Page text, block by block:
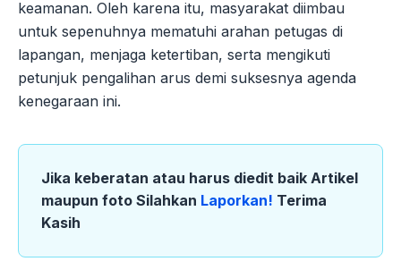
keamanan. Oleh karena itu, masyarakat diimbau
untuk sepenuhnya mematuhi arahan petugas di
lapangan, menjaga ketertiban, serta mengikuti
petunjuk pengalihan arus demi suksesnya agenda
kenegaraan ini.
Jika keberatan atau harus diedit baik Artikel
maupun foto Silahkan Laporkan! Terima
Kasih